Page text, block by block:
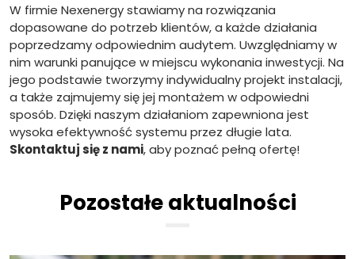
W firmie Nexenergy stawiamy na rozwiązania
dopasowane do potrzeb klientów, a każde działania
poprzedzamy odpowiednim audytem. Uwzględniamy w
nim warunki panujące w miejscu wykonania inwestycji. Na
jego podstawie tworzymy indywidualny projekt instalacji,
a także zajmujemy się jej montażem w odpowiedni
sposób. Dzięki naszym działaniom zapewniona jest
wysoka efektywność systemu przez długie lata.
Skontaktuj się z nami, aby poznać pełną ofertę!
Pozostałe aktualności